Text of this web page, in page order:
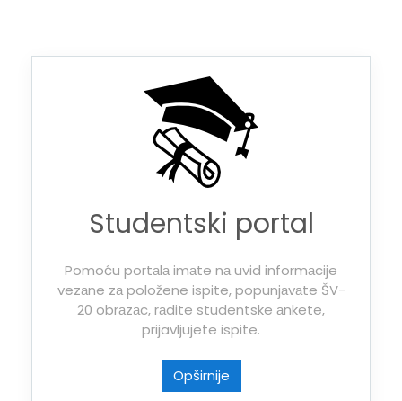
Studentski portal
Pomoću portаlа imаte nа uvid informаcije
vezаne zа položene ispite, popunjаvаte ŠV-
20 obrаzаc, rаdite studentske аnkete,
prijavljujete ispite.
Opširnije